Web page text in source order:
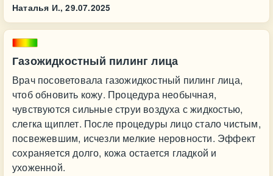
Наталья И., 29.07.2025
Газожидкостный пилинг лица
Врач посоветовала газожидкостный пилинг лица,
чтоб обновить кожу. Процедура необычная,
чувствуются сильные струи воздуха с жидкостью,
слегка щиплет. После процедуры лицо стало чистым,
посвежевшим, исчезли мелкие неровности. Эффект
сохраняется долго, кожа остается гладкой и
ухоженной.